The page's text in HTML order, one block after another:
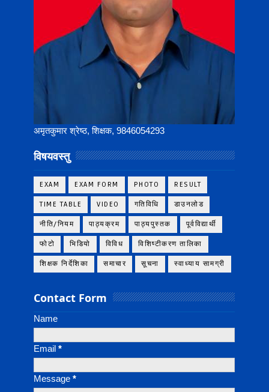
अमृतकुमार श्रेष्ठ, शिक्षक, 9846054293
विषयवस्तु
EXAM EXAM FORM PHOTO RESULT
TIME TABLE VIDEO गतिविधि डाउनलोड
नीति/नियम पाठ्यक्रम पाठ्यपुस्तक पूर्वविद्यार्थी
फोटो भिडियो विविध विशिष्टीकरण तालिका
शिक्षक निर्देशिका समाचार सूचना स्वाध्याय सामग्री
Contact Form
Name
Email*
Message*